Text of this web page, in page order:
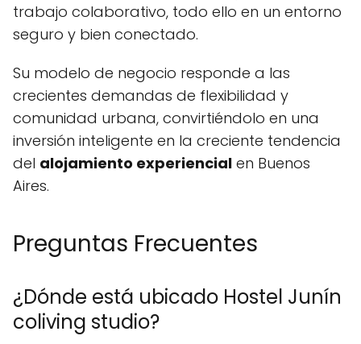
trabajo colaborativo, todo ello en un entorno
seguro y bien conectado.
Su modelo de negocio responde a las
crecientes demandas de flexibilidad y
comunidad urbana, convirtiéndolo en una
inversión inteligente en la creciente tendencia
del alojamiento experiencial en Buenos
Aires.
Preguntas Frecuentes
¿Dónde está ubicado Hostel Junín
coliving studio?